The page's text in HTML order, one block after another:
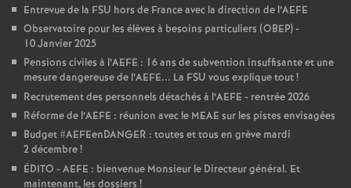
Entrevue de la FSU hors de France avec la direction de l’AEFE
Observatoire pour les élèves à besoins particuliers (OBEP) -
10 Janvier 2025
Pensions civiles à l’AEFE : 16 ans de subvention insuffisante et une
mesure dangereuse de l’AEFE... La FSU vous explique tout!
Recrutement des personnels détachés à l’AEFE - rentrée 2026
Réforme de l’AEFE : réunion avec le MEAE sur les pistes envisagées
Budget #AEFEenDANGER : toutes et tous en grève mardi
2 décembre!
ÉDITO - AEFE : bienvenue Monsieur le Directeur général. Et
maintenant, les dossiers !